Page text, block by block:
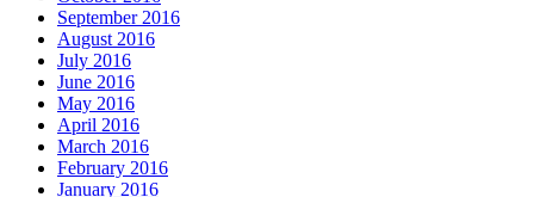
September 2016
August 2016
July 2016
June 2016
May 2016
April 2016
March 2016
February 2016
January 2016